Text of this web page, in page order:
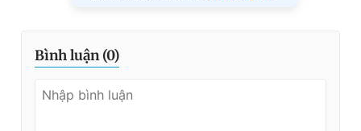
Bình luận (0)